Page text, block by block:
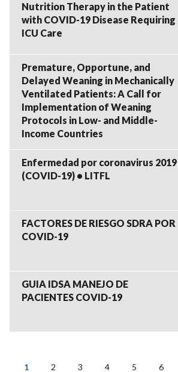
Nutrition Therapy in the Patient
with COVID-19 Disease Requiring
ICU Care
Premature, Opportune, and
Delayed Weaning in Mechanically
Ventilated Patients: A Call for
Implementation of Weaning
Protocols in Low- and Middle-
Income Countries
Enfermedad por coronavirus 2019
(COVID-19) • LITFL
FACTORES DE RIESGO SDRA POR
COVID-19
GUIA IDSA MANEJO DE
PACIENTES COVID-19
1 2 3 4 5 6